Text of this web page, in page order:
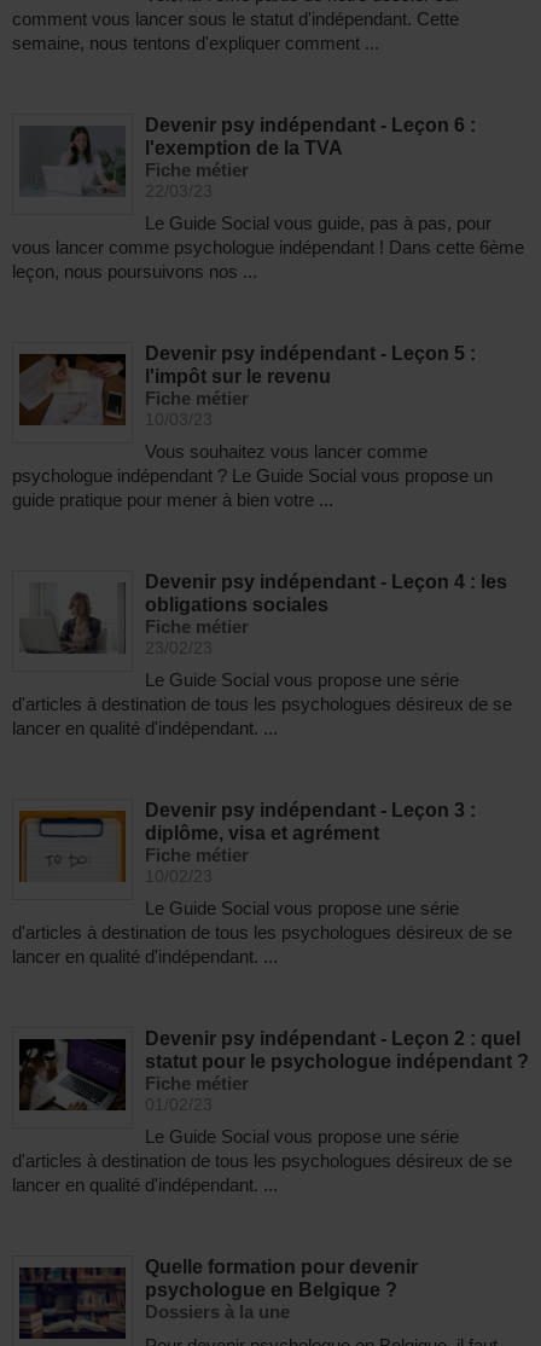
comment vous lancer sous le statut d'indépendant. Cette
semaine, nous tentons d'expliquer comment ...
Devenir psy indépendant - Leçon 6 :
l'exemption de la TVA
Fiche métier
22/03/23
Le Guide Social vous guide, pas à pas, pour
vous lancer comme psychologue indépendant ! Dans cette 6ème
leçon, nous poursuivons nos ...
Devenir psy indépendant - Leçon 5 :
l'impôt sur le revenu
Fiche métier
10/03/23
Vous souhaitez vous lancer comme
psychologue indépendant ? Le Guide Social vous propose un
guide pratique pour mener à bien votre ...
Devenir psy indépendant - Leçon 4 : les
obligations sociales
Fiche métier
23/02/23
Le Guide Social vous propose une série
d'articles à destination de tous les psychologues désireux de se
lancer en qualité d'indépendant. ...
Devenir psy indépendant - Leçon 3 :
diplôme, visa et agrément
Fiche métier
10/02/23
Le Guide Social vous propose une série
d'articles à destination de tous les psychologues désireux de se
lancer en qualité d'indépendant. ...
Devenir psy indépendant - Leçon 2 : quel
statut pour le psychologue indépendant ?
Fiche métier
01/02/23
Le Guide Social vous propose une série
d'articles à destination de tous les psychologues désireux de se
lancer en qualité d'indépendant. ...
Quelle formation pour devenir
psychologue en Belgique ?
Dossiers à la une